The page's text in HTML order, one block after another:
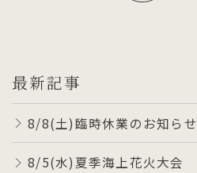
最新記事
8/8(土)臨時休業のお知らせ
8/5(水)夏季海上花火大会